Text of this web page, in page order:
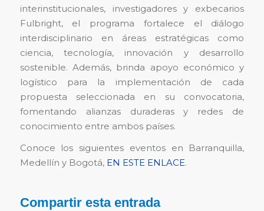
interinstitucionales, investigadores y exbecarios
Fulbright, el programa fortalece el diálogo
interdisciplinario en áreas estratégicas como
ciencia, tecnología, innovación y desarrollo
sostenible. Además, brinda apoyo económico y
logístico para la implementación de cada
propuesta seleccionada en su convocatoria,
fomentando alianzas duraderas y redes de
conocimiento entre ambos países.
Conoce los siguientes eventos en Barranquilla,
Medellín y Bogotá, EN ESTE ENLACE.
Compartir esta entrada